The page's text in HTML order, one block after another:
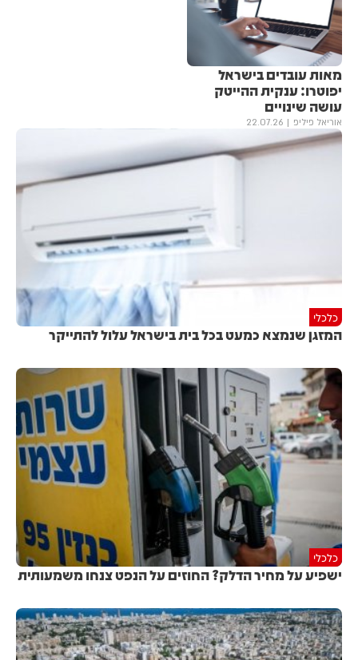
מאות עובדים בישראל
יפוטרו: ענקית ההייטק
עושה שינויים
אוריאל פיליפ 22.07.26
כלכלי
המזגן שנמצא כמעט בכל בית בישראל עלול להתייקר
כלכלי
ישפיע על מחיר הדלק? החוזים על הנפט צנחו משמעותית